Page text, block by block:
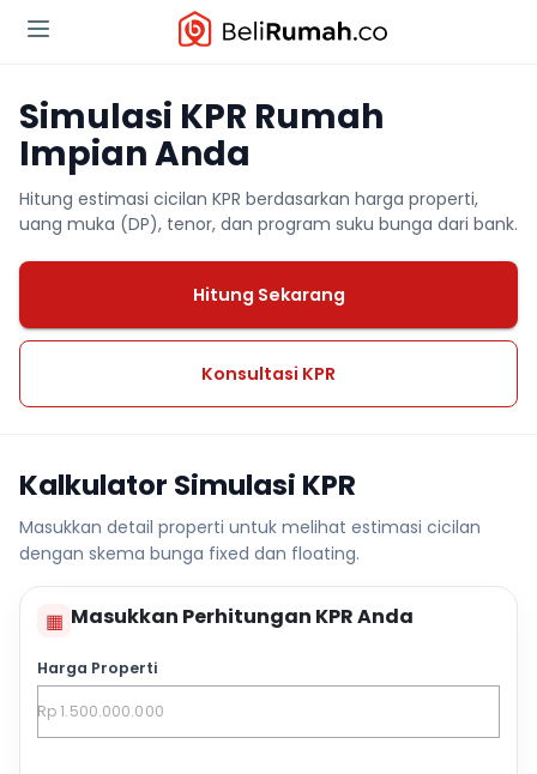
Simulasi KPR Rumah
Impian Anda
Hitung estimasi cicilan KPR berdasarkan harga properti,
uang muka (DP), tenor, dan program suku bunga dari bank.
Hitung Sekarang
Konsultasi KPR
Kalkulator Simulasi KPR
Masukkan detail properti untuk melihat estimasi cicilan
dengan skema bunga fixed dan floating.
▦ Masukkan Perhitungan KPR Anda
Harga Properti